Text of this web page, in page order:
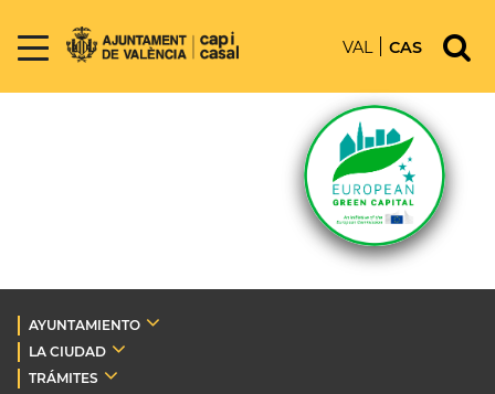
VAL CAS
AYUNTAMIENTO
LA CIUDAD
TRÁMITES